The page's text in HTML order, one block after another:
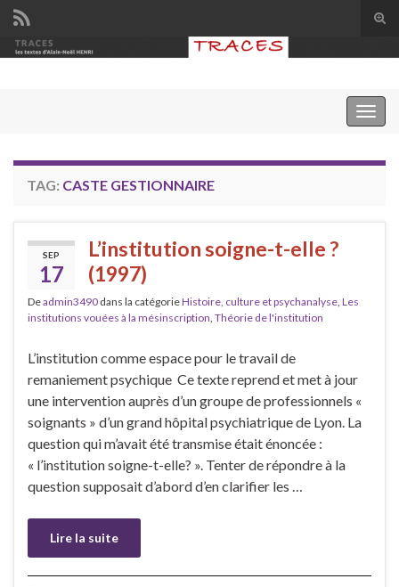
Search for:
TAG: CASTE GESTIONNAIRE
SEP
17
L’institution soigne-t-elle ?
(1997)
Deadmin3490 dans la catégorieHistoire, culture et psychanalyse Les
institutions vouées à la mésinscription Théorie de l'institution
L’institution comme espace pour le travail de
remaniement psychique Ce texte reprend et met à jour
une intervention auprès d’un groupe de professionnels «
soignants » d’un grand hôpital psychiatrique de Lyon. La
question qui m’avait été transmise était énoncée :
« l’institution soigne-t-elle? ». Tenter de répondre à la
question supposait d’abord d’en clarifier les …
Lire la suite